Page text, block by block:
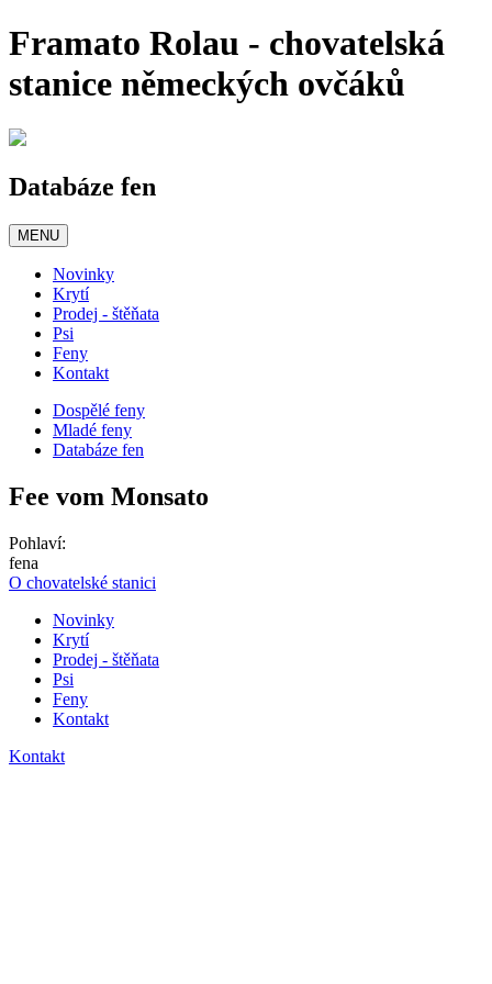
Framato Rolau - chovatelská
stanice německých ovčáků
Databáze fen
MENU
Novinky
Krytí
Prodej - štěňata
Psi
Feny
Kontakt
Dospělé feny
Mladé feny
Databáze fen
Fee vom Monsato
Pohlaví:
fena
O chovatelské stanici
Novinky
Krytí
Prodej - štěňata
Psi
Feny
Kontakt
Kontakt